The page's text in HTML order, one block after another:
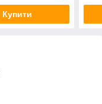
Купити